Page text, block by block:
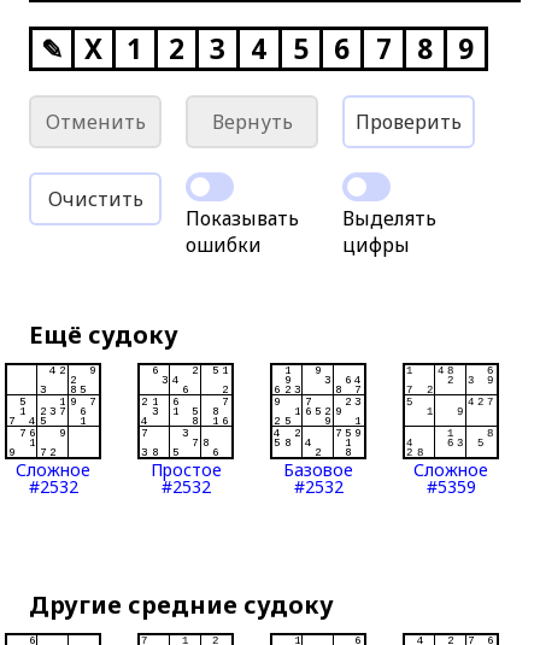
✎ X 1 2 3 4 5 6 7 8 9
Отменить Вернуть Проверить
Очистить
Показывать
ошибки
Выделять
цифры
Ещё судоку
Сложное
#2532
Простое
#2532
Базовое
#2532
Сложное
#5359
Другие средние судоку